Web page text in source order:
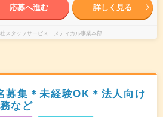
応募へ進む 詳しく見る
スタッフサービス メディカル事業本部
募集＊未経験OK＊法人向け
など